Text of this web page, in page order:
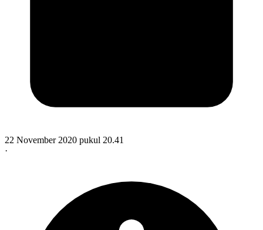
22 November 2020 pukul 20.41
·